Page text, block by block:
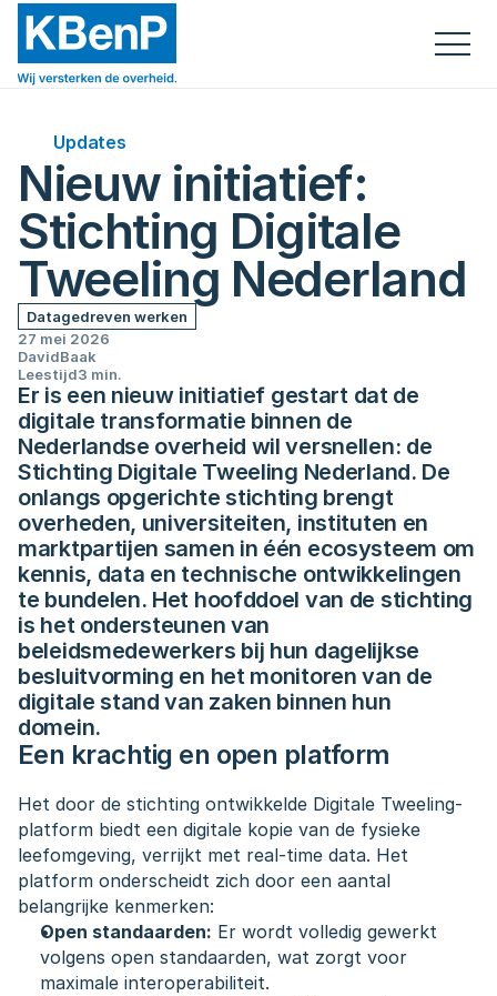
Updates
Nieuw initiatief:
Stichting Digitale
Tweeling Nederland
Datagedreven werken
Leestijd3 min.
27 mei 2026
DavidBaak
Er is een nieuw initiatief gestart dat de
digitale transformatie binnen de
Nederlandse overheid wil versnellen: de
Stichting Digitale Tweeling Nederland. De
onlangs opgerichte stichting brengt
overheden, universiteiten, instituten en
marktpartijen samen in één ecosysteem om
kennis, data en technische ontwikkelingen
te bundelen. Het hoofddoel van de stichting
is het ondersteunen van
beleidsmedewerkers bij hun dagelijkse
besluitvorming en het monitoren van de
digitale stand van zaken binnen hun
domein.
Een krachtig en open platform
Het door de stichting ontwikkelde Digitale Tweeling-
platform biedt een digitale kopie van de fysieke
leefomgeving, verrijkt met real-time data. Het
platform onderscheidt zich door een aantal
belangrijke kenmerken:
Open standaarden: Er wordt volledig gewerkt
volgens open standaarden, wat zorgt voor
maximale interoperabiliteit.